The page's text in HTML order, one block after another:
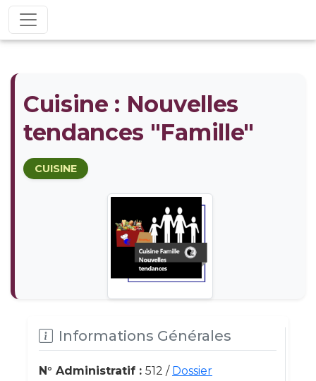
Cuisine : Nouvelles
tendances "Famille"
CUISINE
Informations Générales
N° Administratif : 512 / Dossier